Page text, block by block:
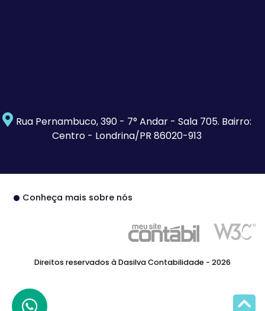
Rua Pernambuco, 390 - 7° Andar - Sala 705. Bairro:
Centro - Londrina/PR 86020-913
Conheça mais sobre nós
Direitos reservados à Dasilva Contabilidade - 2026